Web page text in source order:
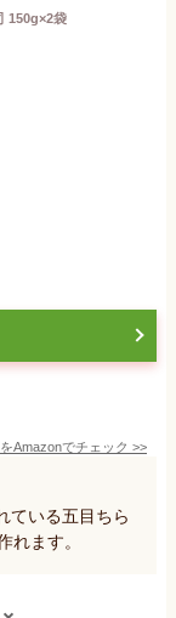
150g×2袋
Amazonでチェック >>
ている五目ちら
れます。